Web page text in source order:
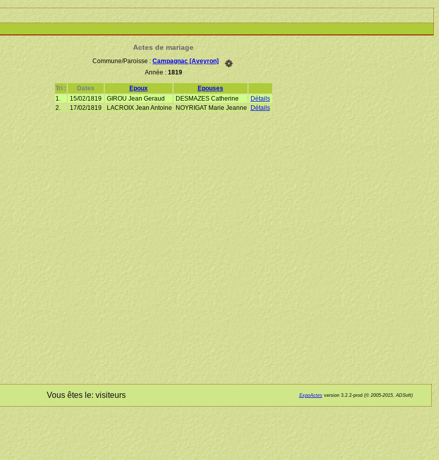
Actes de mariage
Commune/Paroisse :Campagnac [Aveyron]
Année :1819
Tri : Dates Epoux
Epouses
1.
15/02/1819 GIROU Jean Geraud DESMAZES Catherine
Détails
2.
17/02/1819 LACROIX Jean Antoine NOYRIGAT Marie Jeanne Détails
Vous êtes le: visiteurs ExpoActesversion 3.2.2-prod (©2005-2015, ADSoft)